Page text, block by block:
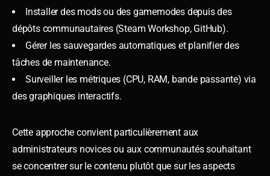
Installer des mods ou des gamemodes depuis des
dépôts communautaires (Steam Workshop, GitHub).
Gérer les sauvegardes automatiques et planifier des
tâches de maintenance.
Surveiller les métriques (CPU, RAM, bande passante) via
des graphiques interactifs.
Cette approche convient particulièrement aux
administrateurs novices ou aux communautés souhaitant
se concentrer sur le contenu plutôt que sur les aspects